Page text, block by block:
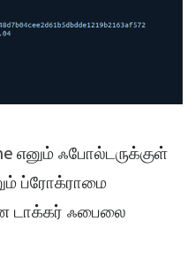
எனும் ஃபோல்டருக்குள்
ப்ரோக்ராமை
டாக்கர் ஃபைலை